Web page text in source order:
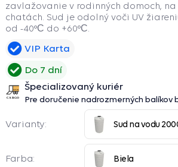
zavlažovanie v rodinných domoch,
chatách. Sud je odolný voči UV
od -40°С do +60°С.
VIP Karta
Do 7 dní
Špecializovaný kuriér
Pre doručenie nadrozmerných balíkov
Varianty: Sud na vodu
Farba: Biela